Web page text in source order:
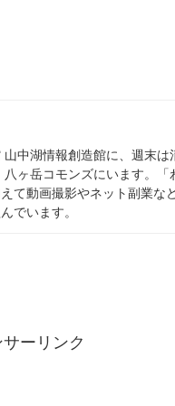
中湖情報創造館に、週末
ヶ岳コモンズにいます。「
て動画撮影やネット副業な
でいます。
サーリンク